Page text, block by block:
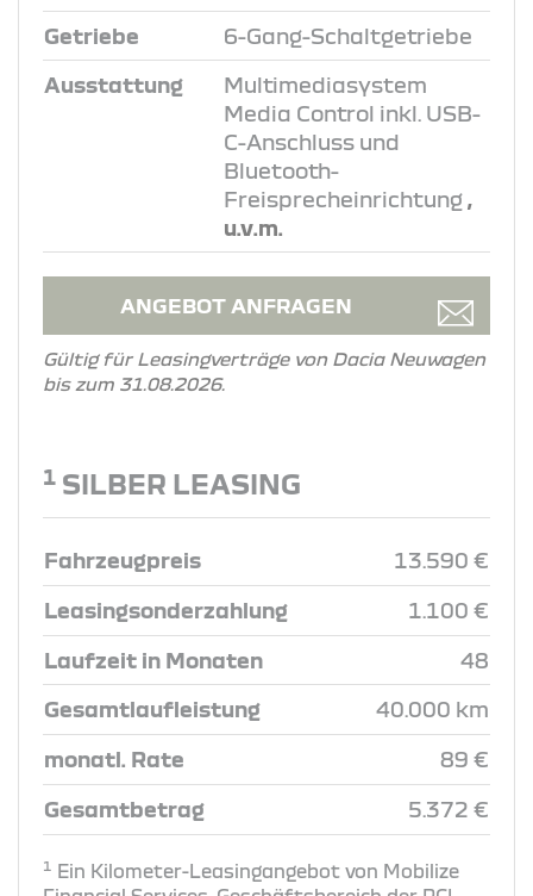
Getriebe 6-Gang-Schaltgetriebe
Ausstattung
Multimediasystem
Media Control inkl. USB-
C-Anschluss und
Bluetooth-
Freisprecheinrichtung ,
u.v.m.
ANGEBOT ANFRAGEN
Gültig für Leasingverträge von Dacia Neuwagen
bis zum 31.08.2026.
1 SILBER LEASING
Fahrzeugpreis 13.590 €
Leasingsonderzahlung 1.100 €
Laufzeit in Monaten 48
Gesamtlaufleistung 40.000 km
monatl. Rate 89 €
Gesamtbetrag 5.372 €
1
Ein Kilometer-Leasingangebot von Mobilize